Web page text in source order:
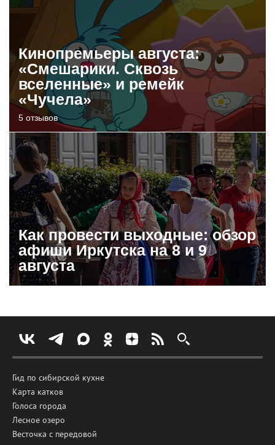
Кинопремьеры августа:
«Смешарики. Сквозь
вселенные» и ремейк
«Чучела»
5 отзывов
Как провести выходные: обзор
афиши Иркутска на 8 и 9
августа
Гид по сибирской кухне
Карта катков
Голоса города
Лесное озеро
Весточка с передовой